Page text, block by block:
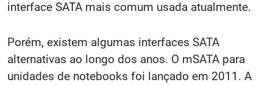
interface SATA mais comum usada atualmente.
Porém, existem algumas interfaces SATA
alternativas ao longo dos anos. O mSATA para
unidades de notebooks foi lançado em 2011. A